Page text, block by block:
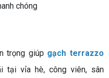
chóng
trọng giúp gạch terrazzo
tại vỉa hè, công viên, sân